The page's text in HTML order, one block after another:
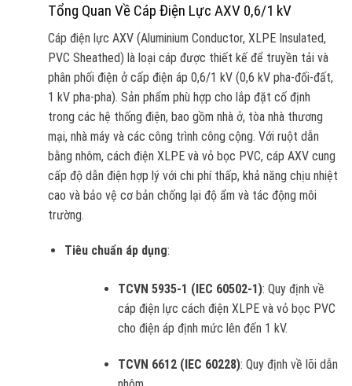
Tổng Quan Về Cáp Điện Lực AXV 0,6/1 kV
Cáp điện lực AXV (Aluminium Conductor, XLPE Insulated,
PVC Sheathed) là loại cáp được thiết kế để truyền tải và
phân phối điện ở cấp điện áp 0,6/1 kV (0,6 kV pha-đối-đất,
1 kV pha-pha). Sản phẩm phù hợp cho lắp đặt cố định
trong các hệ thống điện, bao gồm nhà ở, tòa nhà thương
mại, nhà máy và các công trình công cộng. Với ruột dẫn
bằng nhôm, cách điện XLPE và vỏ bọc PVC, cáp AXV cung
cấp độ dẫn điện hợp lý với chi phí thấp, khả năng chịu nhiệt
cao và bảo vệ cơ bản chống lại độ ẩm và tác động môi
trường.
Tiêu chuẩn áp dụng:
TCVN 5935-1 (IEC 60502-1): Quy định về
cáp điện lực cách điện XLPE và vỏ bọc PVC
cho điện áp định mức lên đến 1 kV.
TCVN 6612 (IEC 60228): Quy định về lõi dẫn